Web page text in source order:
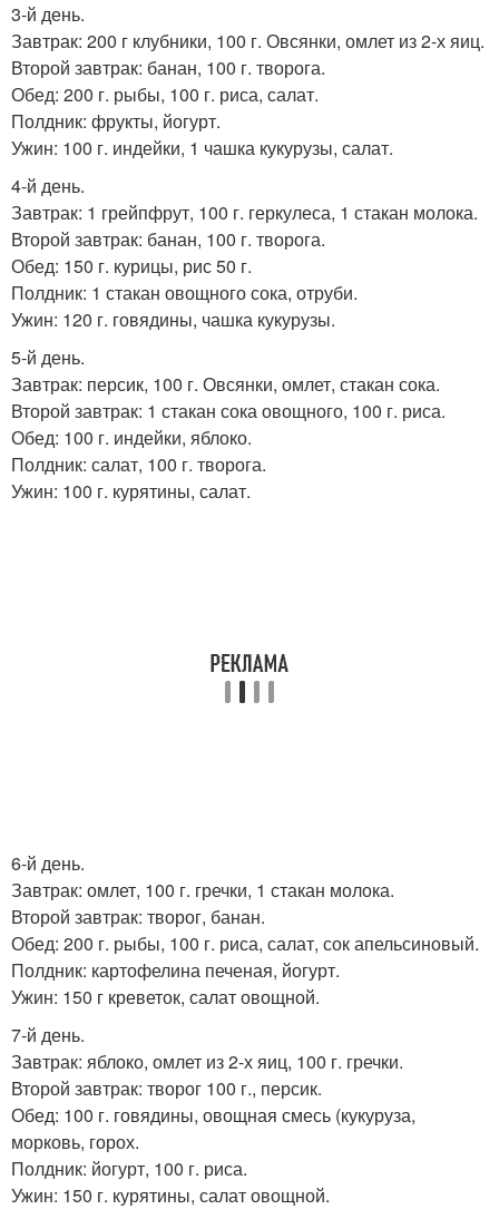
3-й день.
Завтрак: 200 г клубники, 100 г. Овсянки, омлет из 2-х яиц.
Второй завтрак: банан, 100 г. творога.
Обед: 200 г. рыбы, 100 г. риса, салат.
Полдник: фрукты, йогурт.
Ужин: 100 г. индейки, 1 чашка кукурузы, салат.
4-й день.
Завтрак: 1 грейпфрут, 100 г. геркулеса, 1 стакан молока.
Второй завтрак: банан, 100 г. творога.
Обед: 150 г. курицы, рис 50 г.
Полдник: 1 стакан овощного сока, отруби.
Ужин: 120 г. говядины, чашка кукурузы.
5-й день.
Завтрак: персик, 100 г. Овсянки, омлет, стакан сока.
Второй завтрак: 1 стакан сока овощного, 100 г. риса.
Обед: 100 г. индейки, яблоко.
Полдник: салат, 100 г. творога.
Ужин: 100 г. курятины, салат.
6-й день.
Завтрак: омлет, 100 г. гречки, 1 стакан молока.
Второй завтрак: творог, банан.
Обед: 200 г. рыбы, 100 г. риса, салат, сок апельсиновый.
Полдник: картофелина печеная, йогурт.
Ужин: 150 г креветок, салат овощной.
7-й день.
Завтрак: яблоко, омлет из 2-х яиц, 100 г. гречки.
Второй завтрак: творог 100 г., персик.
Обед: 100 г. говядины, овощная смесь (кукуруза,
морковь, горох.
Полдник: йогурт, 100 г. риса.
Ужин: 150 г. курятины, салат овощной.